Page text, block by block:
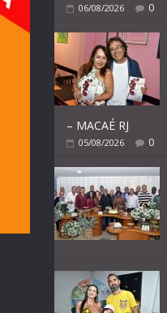
06/08/2026 0
– MACAÉ RJ
05/08/2026 0